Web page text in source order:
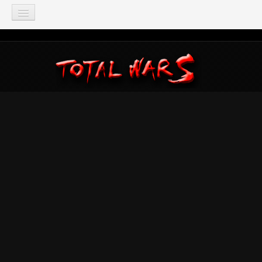
TOTAL WAR
Total War: Three Kingdoms
Total War: Warhammer